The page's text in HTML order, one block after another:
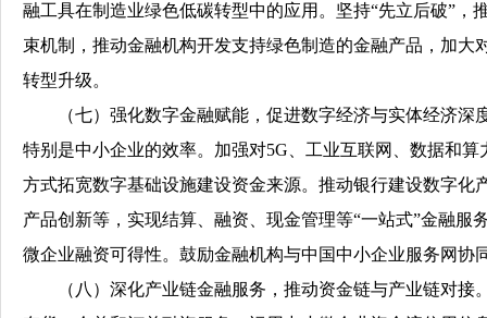
融工具在制造业绿色低碳转型中的应用。坚持“先立后破”
束机制，推动金融机构开发支持绿色制造的金融产品，加
转型升级。
（七）强化数字金融赋能，促进数字经济与实体经济深
特别是中小企业的效率。加强对5G、工业互联网、数据和
方式拓宽数字基础设施建设资金来源。推动银行建设数字
产品创新等，实现结算、融资、现金管理等“一站式”金融
微企业融资可得性。鼓励金融机构与中国中小企业服务网协
（八）深化产业链金融服务，推动资金链与产业链对接。